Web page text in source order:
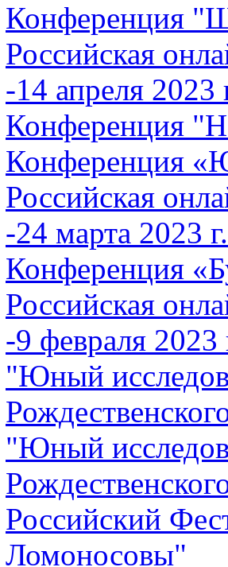
Конференция
Российская
-14 апреля 2023
Конференция
Конференция
Российская
-24 марта 2023
Конференция
Российская
-9 февраля 2023
"Юный
"Юный
Российский
Ломоносовы"